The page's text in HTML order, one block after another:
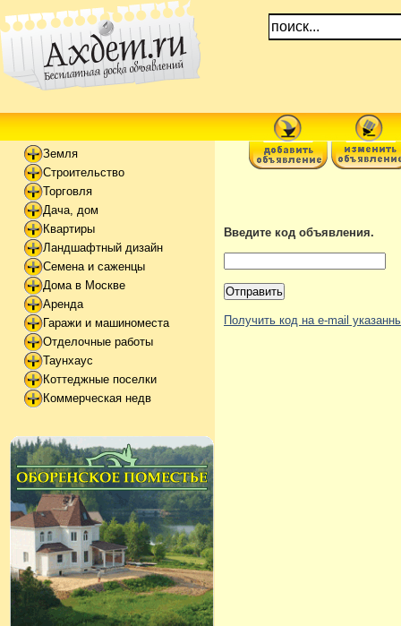
Земля
Строительство
Торговля
Дача, дом
Квартиры
Ландшафтный дизайн
Семена и саженцы
Дома в Москве
Аренда
Гаражи и машиноместа
Отделочные работы
Таунхаус
Коттеджные поселки
Коммерческая недв
Введите код объявления.
Получить код на e-mail